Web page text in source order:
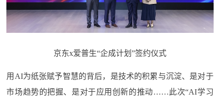
京东x爱普生“企成计划”签约仪式
用AI为纸张赋予智慧的背后，是技术的积累与沉淀、是对于
市场趋势的把握、是对于应用创新的推动……此次“AI学习